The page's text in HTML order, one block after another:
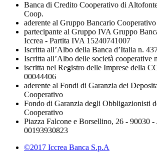
Banca di Credito Cooperativo di
Coop.
aderente al Gruppo Bancario Cooperativo
partecipante al Gruppo IVA Gruppo
Iccrea - Partita IVA 15240741007
Iscritta all’Albo della Banca d’Italia n.
Iscritta all’Albo delle società cooperative
iscritta nel Registro delle Imprese della
00044406
aderente al Fondi di Garanzia dei
Cooperativo
Fondo di Garanzia degli Obbligazionisti
Cooperativo
Piazza Falcone e Borsellino, 26 - 90030
00193930823
©2017 Iccrea Banca S.p.A